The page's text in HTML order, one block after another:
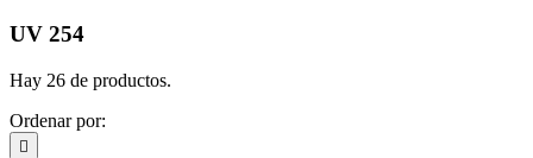
UV 254
Hay 26 de productos.
Ordenar por:
